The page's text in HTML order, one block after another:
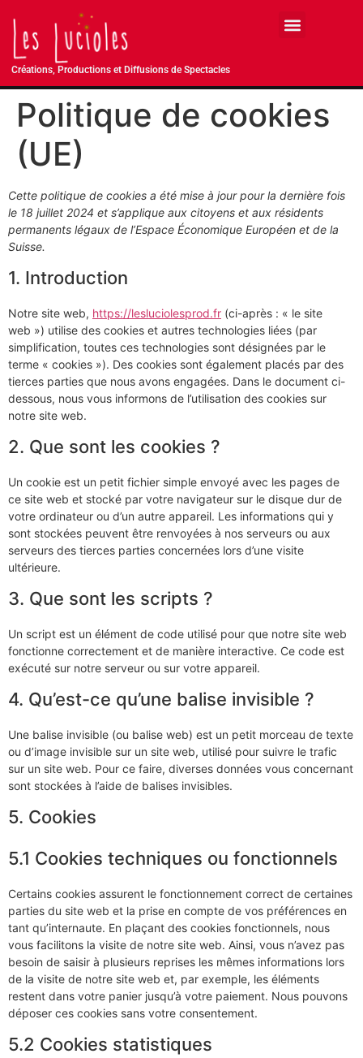
Créations, Productions et Diffusions de Spectacles
Politique de cookies
(UE)
Cette politique de cookies a été mise à jour pour la dernière fois
le 18 juillet 2024 et s’applique aux citoyens et aux résidents
permanents légaux de l’Espace Économique Européen et de la
Suisse.
1. Introduction
Notre site web, https://lesluciolesprod.fr (ci-après : « le site
web ») utilise des cookies et autres technologies liées (par
simplification, toutes ces technologies sont désignées par le
terme « cookies »). Des cookies sont également placés par des
tierces parties que nous avons engagées. Dans le document ci-
dessous, nous vous informons de l’utilisation des cookies sur
notre site web.
2. Que sont les cookies ?
Un cookie est un petit fichier simple envoyé avec les pages de
ce site web et stocké par votre navigateur sur le disque dur de
votre ordinateur ou d’un autre appareil. Les informations qui y
sont stockées peuvent être renvoyées à nos serveurs ou aux
serveurs des tierces parties concernées lors d’une visite
ultérieure.
3. Que sont les scripts ?
Un script est un élément de code utilisé pour que notre site web
fonctionne correctement et de manière interactive. Ce code est
exécuté sur notre serveur ou sur votre appareil.
4. Qu’est-ce qu’une balise invisible ?
Une balise invisible (ou balise web) est un petit morceau de texte
ou d’image invisible sur un site web, utilisé pour suivre le trafic
sur un site web. Pour ce faire, diverses données vous concernant
sont stockées à l’aide de balises invisibles.
5. Cookies
5.1 Cookies techniques ou fonctionnels
Certains cookies assurent le fonctionnement correct de certaines
parties du site web et la prise en compte de vos préférences en
tant qu’internaute. En plaçant des cookies fonctionnels, nous
vous facilitons la visite de notre site web. Ainsi, vous n’avez pas
besoin de saisir à plusieurs reprises les mêmes informations lors
de la visite de notre site web et, par exemple, les éléments
restent dans votre panier jusqu’à votre paiement. Nous pouvons
déposer ces cookies sans votre consentement.
5.2 Cookies statistiques